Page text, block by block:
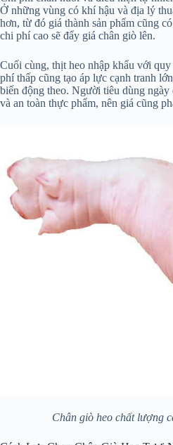
Ở những vùng có khí hậu và địa lý
hơn, từ đó giá thành sản phẩm cũng
chi phí cao sẽ đẩy giá chân giò lên.
Cuối cùng, thịt heo nhập khẩu với
phí thấp cũng tạo áp lực cạnh tranh
biến động theo. Người tiêu dùng ngày
và an toàn thực phẩm, nên giá cũng
Chân giò heo chất lượng